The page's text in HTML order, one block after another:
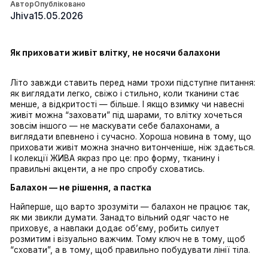
АвторОпубліковано
Як приховати живіт влітку, не носячи балахони
Літо завжди ставить перед нами трохи підступне
як виглядати легко, свіжо і стильно, коли тканини
менше, а відкритості — більше. І якщо взимку чи
живіт можна “заховати” під шарами, то влітку
виглядати впевнено і сучасно. Хороша новина в
приховати живіт можна значно витонченіше, ніж
І колекції ЖИВА якраз про це: про форму, тканину і
правильні акценти, а не про спробу сховатись.